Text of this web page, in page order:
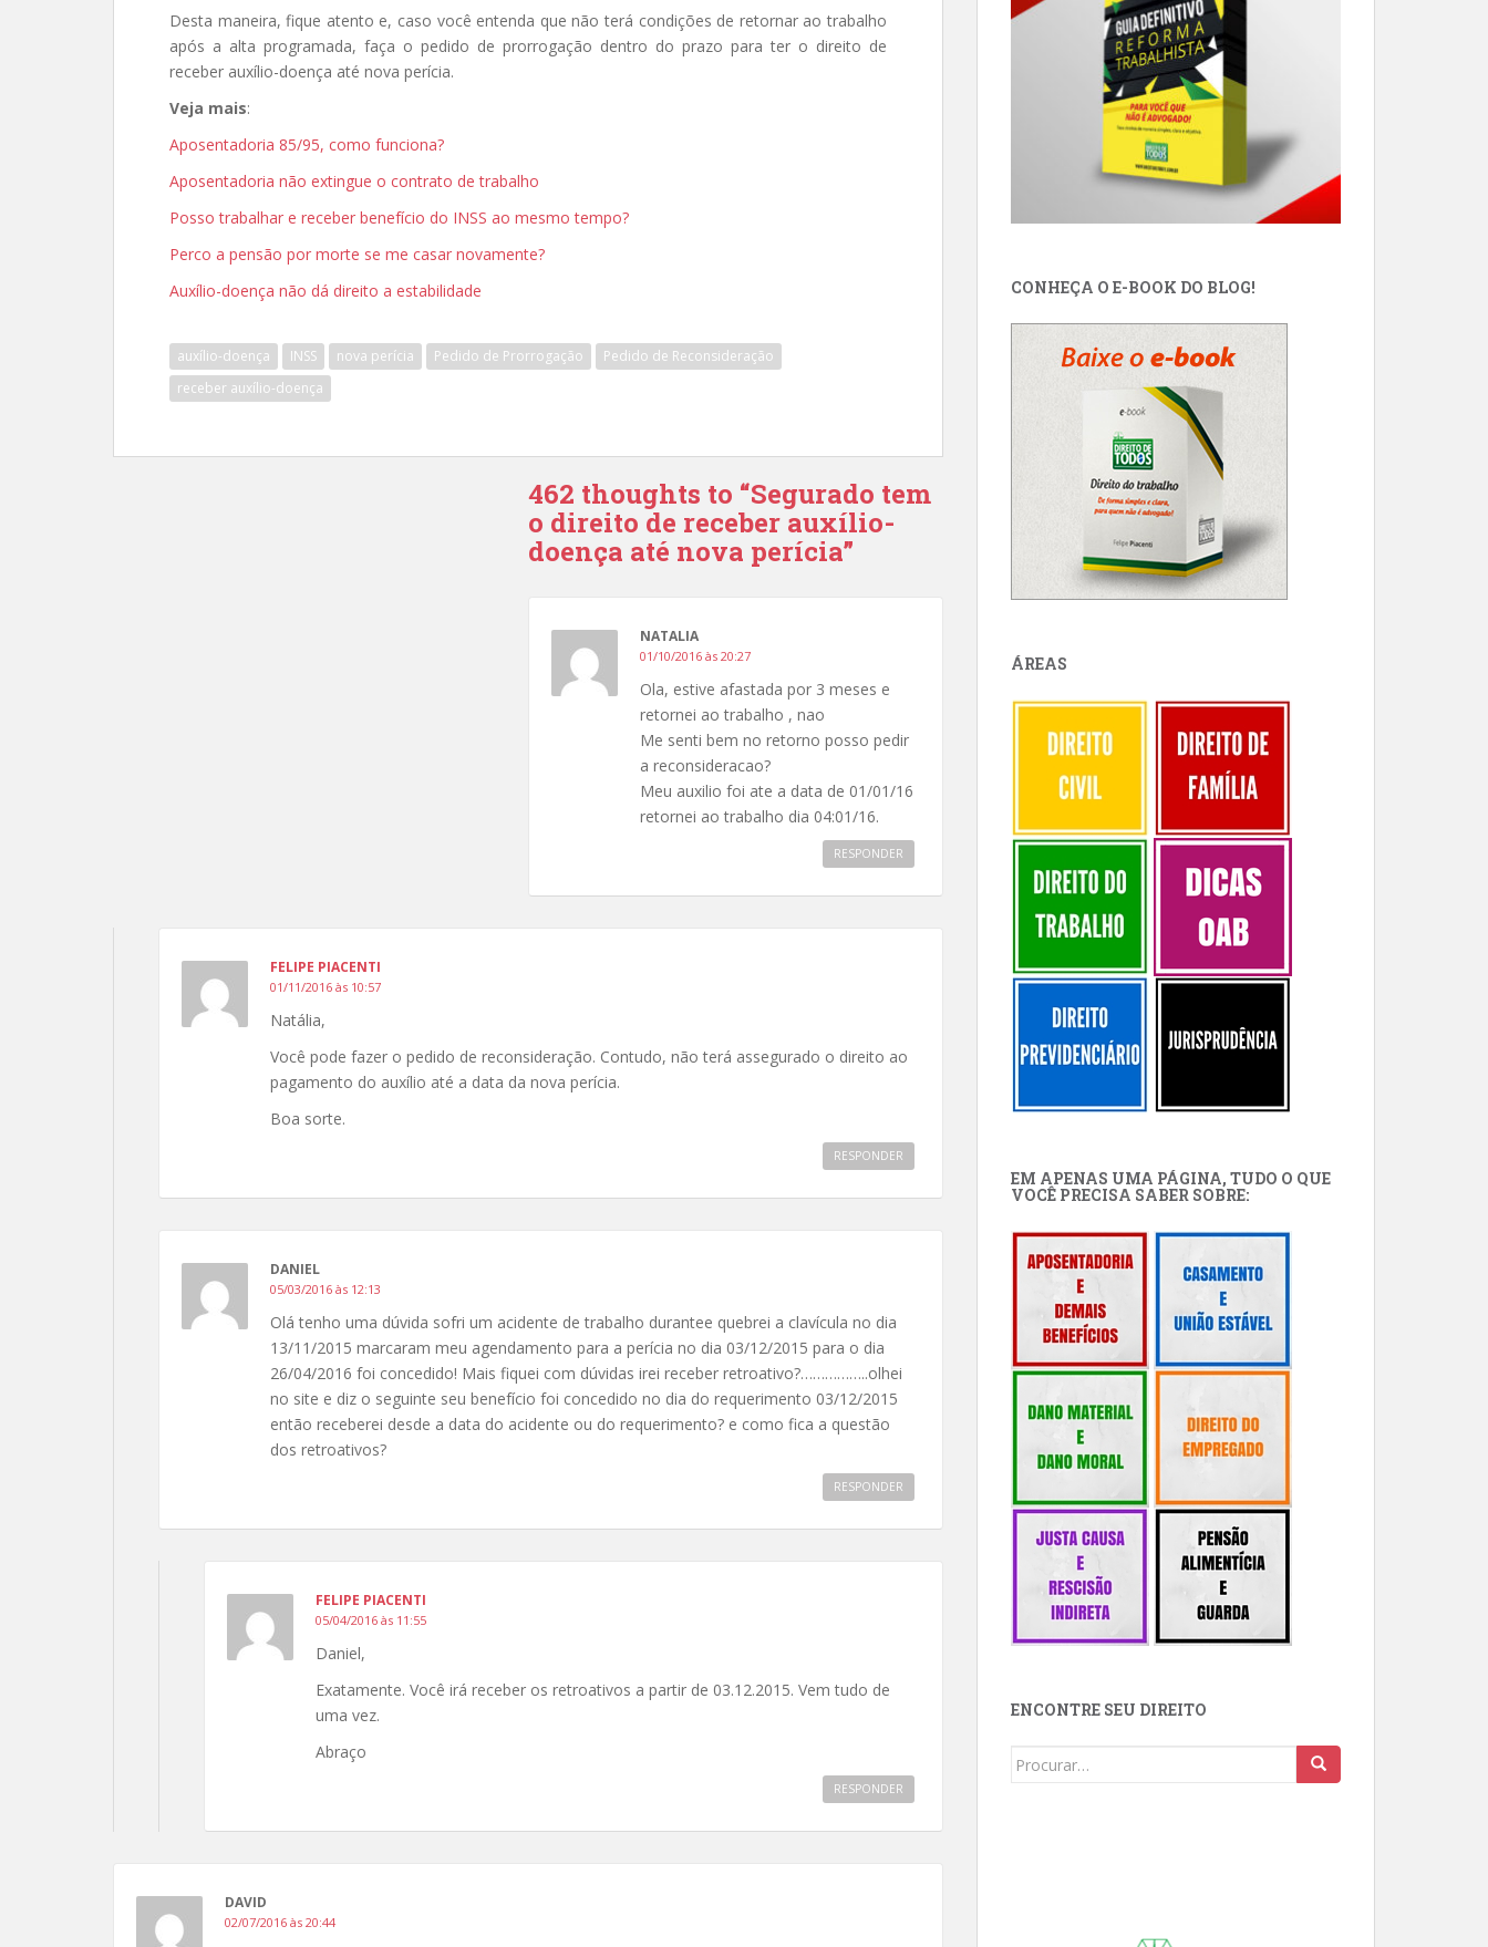
Desta maneira, fique atento e, caso você entenda que não terá condições de retornar ao trabalho
após a alta programada, faça o pedido de prorrogação dentro do prazo para ter o direito de
receber auxílio-doença até nova perícia.
Veja mais:
Aposentadoria 85/95, como funciona?
Aposentadoria não extingue o contrato de trabalho
Posso trabalhar e receber benefício do INSS ao mesmo tempo?
Perco a pensão por morte se me casar novamente?
Auxílio-doença não dá direito a estabilidade
auxílio-doença INSS nova perícia Pedido de Prorrogação
Pedido de Reconsideração
receber auxílio-doença
462 thoughts to “Segurado tem
o direito de receber auxílio-
doença até nova perícia”
NATALIA
01/10/2016 às 20:27
Ola, estive afastada por 3 meses e
retornei ao trabalho , nao
Me senti bem no retorno posso pedir
a reconsideracao?
Meu auxilio foi ate a data de 01/01/16
retornei ao trabalho dia 04:01/16.
RESPONDER
FELIPE PIACENTI
01/11/2016 às 10:57
Natália,
Você pode fazer o pedido de reconsideração. Contudo, não terá assegurado o direito ao
pagamento do auxílio até a data da nova perícia.
Boa sorte.
RESPONDER
DANIEL
05/03/2016 às 12:13
Olá tenho uma dúvida sofri um acidente de trabalho durantee quebrei a clavícula no dia
13/11/2015 marcaram meu agendamento para a perícia no dia 03/12/2015 para o dia
26/04/2016 foi concedido! Mais fiquei com dúvidas irei receber retroativo?……………..olhei
no site e diz o seguinte seu benefício foi concedido no dia do requerimento 03/12/2015
então receberei desde a data do acidente ou do requerimento? e como fica a questão
dos retroativos?
RESPONDER
FELIPE PIACENTI
05/04/2016 às 11:55
Daniel,
Exatamente. Você irá receber os retroativos a partir de 03.12.2015. Vem tudo de
uma vez.
Abraço
RESPONDER
DAVID
02/07/2016 às 20:44
CONHEÇA O E-BOOK DO BLOG!
ÁREAS
EM APENAS UMA PÁGINA, TUDO O QUE
VOCÊ PRECISA SABER SOBRE:
ENCONTRE SEU DIREITO
Buscar: